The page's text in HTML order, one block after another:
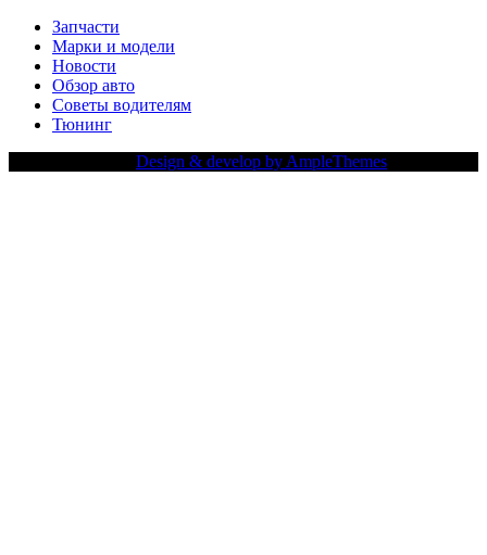
Запчасти
Марки и модели
Новости
Обзор авто
Советы водителям
Тюнинг
Design & develop by AmpleThemes